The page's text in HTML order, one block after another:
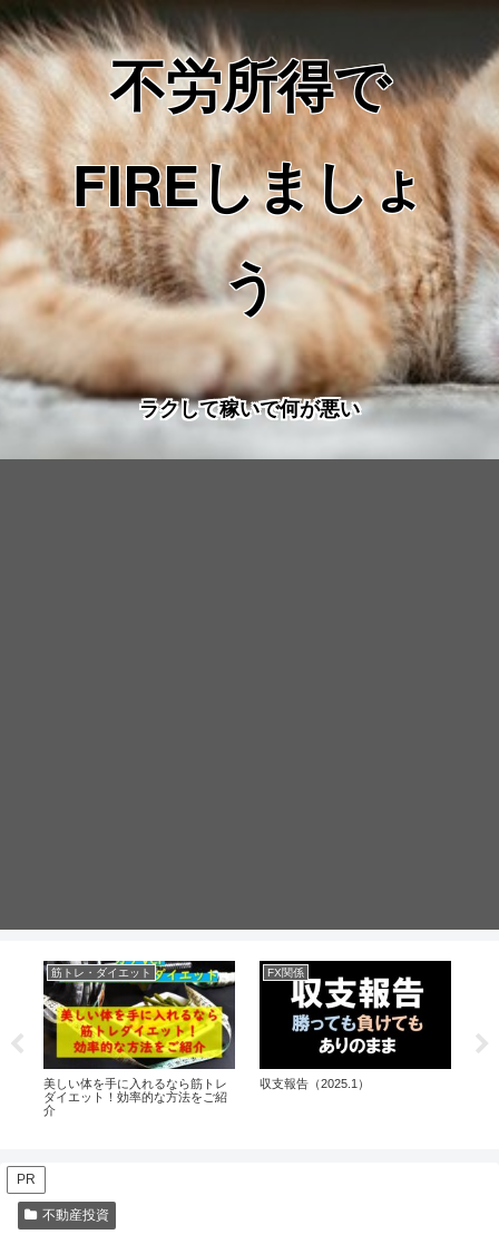
不労所得で
FIREしましょ
う
ラクして稼いで何が悪い
筋トレ・ダイエット
美しい体を手に入れるなら筋トレ
ダイエット！効率的な方法をご紹
介
FX関係
収支報告（2025.1）
PR
不動産投資